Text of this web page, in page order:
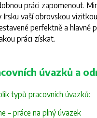
práci zapomenout.
Irsku vaší obrovskou
perfektně a hlavně
práci získat.
úvazků a
typů pracovních úvazků:
– práce na plný úvazek